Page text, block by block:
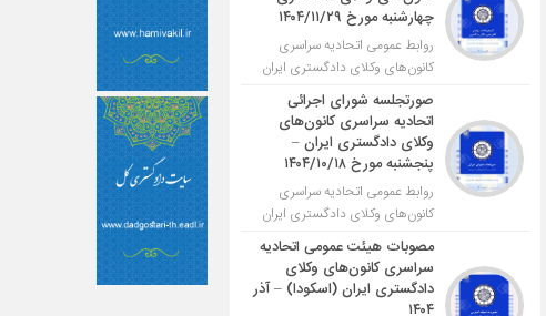
چهارشنبه مورخ ۱۴۰۴/۱۱/۲۹
روابط عمومی اتحادیه سراسری
کانون‌های وکلای دادگستری ایران
صورتجلسه شورای اجرائی
اتحادیه سراسری کانون‌های
وکلای دادگستری ایران –
پنجشنبه مورخ ۱۴۰۴/۱۰/۱۸
روابط عمومی اتحادیه سراسری
کانون‌های وکلای دادگستری ایران
مصوبات هیئت عمومی اتحادیه
سراسری کانون‌های وکلای
دادگستری ایران (اسکودا) – آذر
۱۴۰۴